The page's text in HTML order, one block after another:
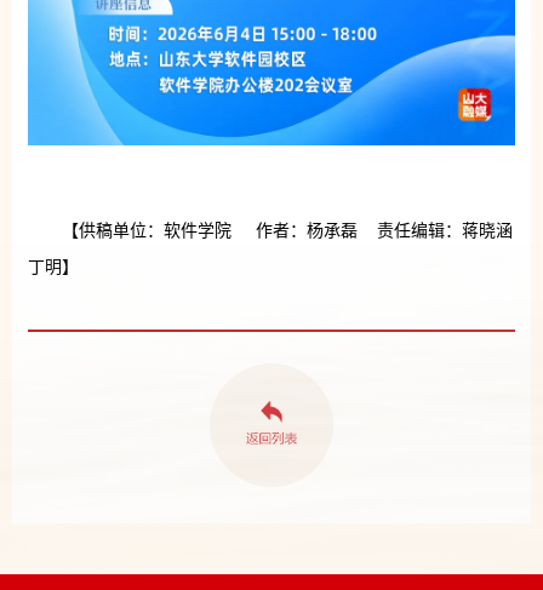
【供稿单位：软件学院 作者：杨承磊 责任编辑：蒋晓涵
丁明】